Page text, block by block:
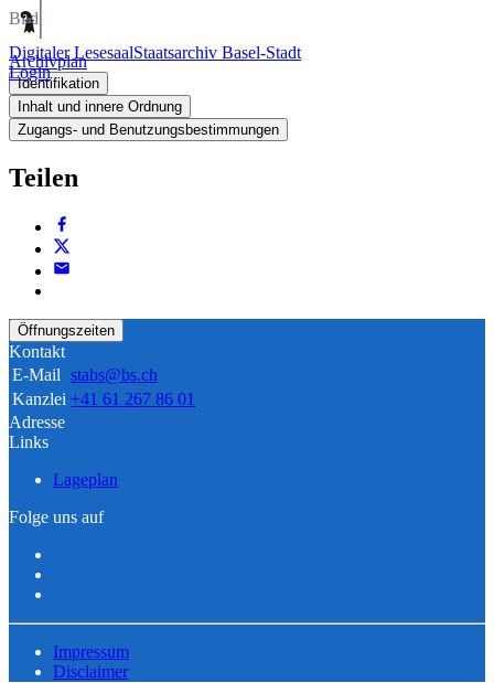
Digitaler LesesaalStaatsarchiv Basel-Stadt
Login
Bild
Archivplan
Identifikation
Inhalt und innere Ordnung
Zugangs- und Benutzungsbestimmungen
Teilen
Öffnungszeiten
Kontakt
E-Mail stabs@bs.ch
Kanzlei +41 61 267 86 01
Adresse
Links
Lageplan
Folge uns auf
Impressum
Disclaimer